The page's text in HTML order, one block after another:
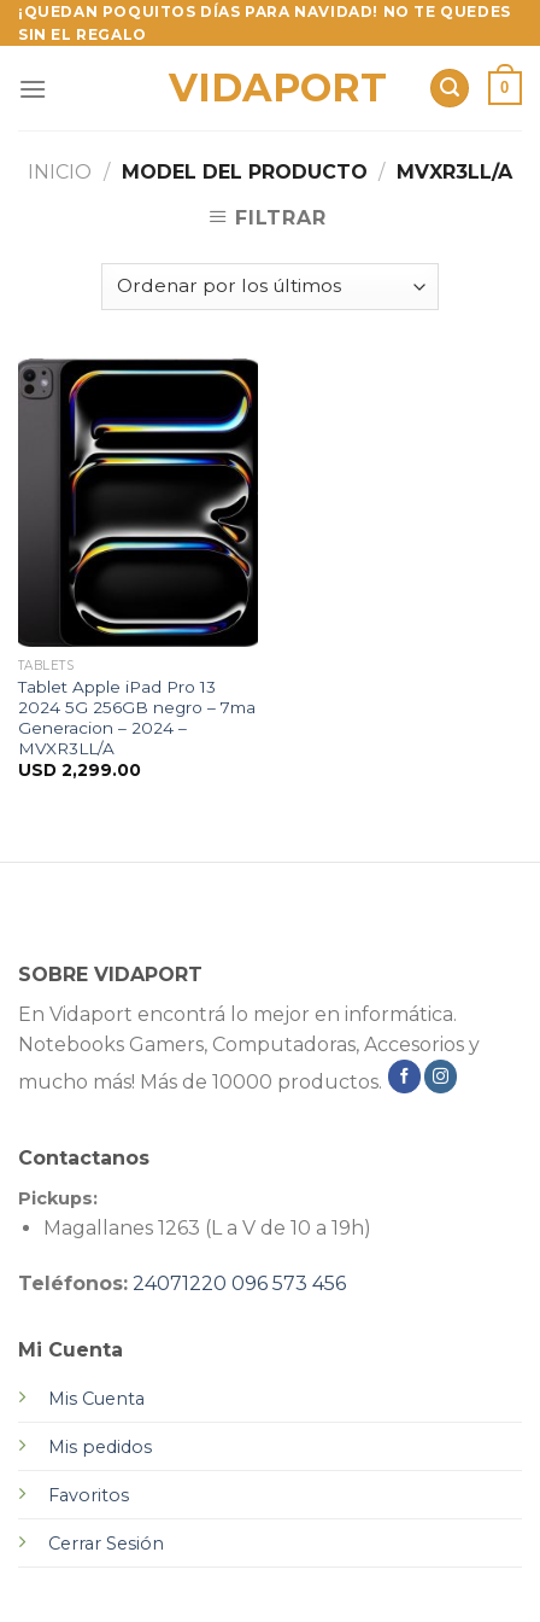
Skip
to
¡QUEDAN POQUITOS DÍAS PARA NAVIDAD! NO TE QUEDES
SIN EL REGALO
VIDAPORT 0
INICIO / MODEL DEL PRODUCTO / MVXR3LL/A
FILTRAR
TABLETS
Tablet Apple iPad Pro 13
2024 5G 256GB negro – 7ma
Generacion – 2024 –
MVXR3LL/A
USD 2,299.00
SOBRE VIDAPORT
En Vidaport encontrá lo mejor en informática.
Notebooks Gamers, Computadoras, Accesorios y
mucho más! Más de 10000 productos.
Mi Cuenta
Mis Cuenta
Mis pedidos
Favoritos
Cerrar Sesión
Contactanos
Pickups:
Magallanes 1263 (L a V de 10 a 19h)
Teléfonos: 24071220 096 573 456